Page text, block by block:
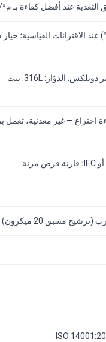
أقل من 82 بار (1,200 رطل/بوصة²) عند الاقترانات
الغلاف: سوبر دوبلكس. العمود: سوبر دوبلكس. الدوّار: 316L. بيت
اختراع — غير معدنية، تعمل
مسبق 20 ميكرون)